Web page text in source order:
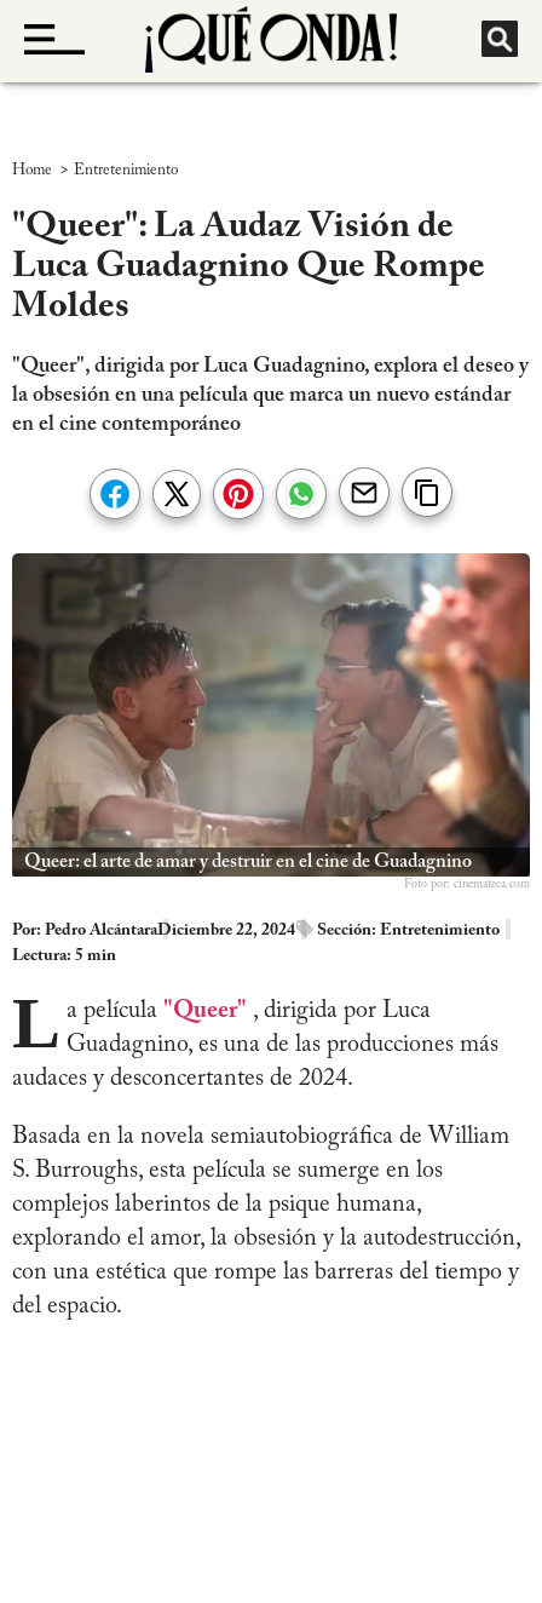
Home > Entretenimiento
"Queer": La Audaz Visión de
Luca Guadagnino Que Rompe
Moldes
"Queer", dirigida por Luca Guadagnino, explora el deseo y
la obsesión en una película que marca un nuevo estándar
en el cine contemporáneo
Queer: el arte de amar y destruir en el cine de Guadagnino
Foto por: cinemateca.com
Por: Pedro AlcántaraDiciembre 22, 2024 Sección: Entretenimiento
Lectura: 5 min
L a película "Queer" , dirigida por Luca
Guadagnino, es una de las producciones más
audaces y desconcertantes de 2024.
Basada en la novela semiautobiográfica de William
S. Burroughs, esta película se sumerge en los
complejos laberintos de la psique humana,
explorando el amor, la obsesión y la autodestrucción,
con una estética que rompe las barreras del tiempo y
del espacio.